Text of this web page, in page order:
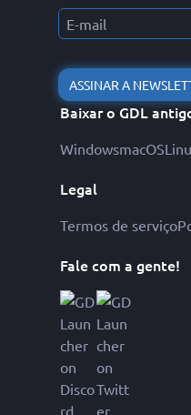
ASSINAR A
Baixar o GDL
WindowsmacOS
Legal
Termos de serviço
Fale com a gente!